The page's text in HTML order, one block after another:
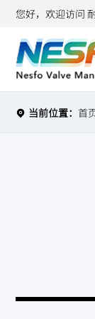
您好，欢迎访问
当前位置： 首